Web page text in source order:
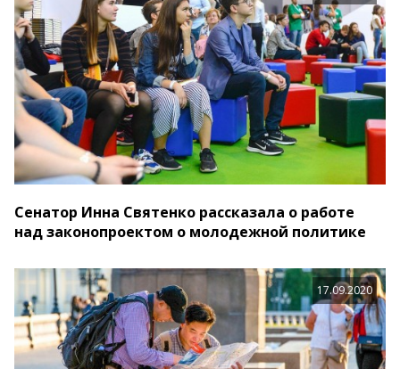
Сенатор Инна Святенко рассказала о работе
над законопроектом о молодежной политике
17.09.2020